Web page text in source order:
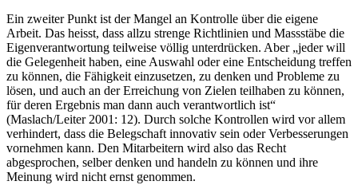
Ein zweiter Punkt ist der Mangel an Kontrolle über die eigene
Arbeit. Das heisst, dass allzu strenge Richtlinien und Massstäbe die
Eigenverantwortung teilweise völlig unterdrücken. Aber „jeder will
die Gelegenheit haben, eine Auswahl oder eine Entscheidung treffen
zu können, die Fähigkeit einzusetzen, zu denken und Probleme zu
lösen, und auch an der Erreichung von Zielen teilhaben zu können,
für deren Ergebnis man dann auch verantwortlich ist“
(Maslach/Leiter 2001: 12). Durch solche Kontrollen wird vor allem
verhindert, dass die Belegschaft innovativ sein oder Verbesserungen
vornehmen kann. Den Mitarbeitern wird also das Recht
abgesprochen, selber denken und handeln zu können und ihre
Meinung wird nicht ernst genommen.